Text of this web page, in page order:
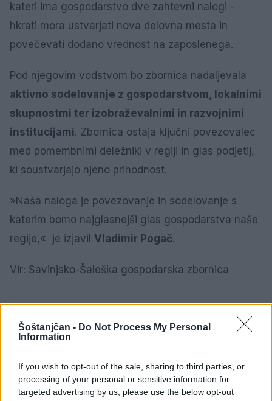
Šoštanjčan - Do Not Process My Personal
Information
If you wish to opt-out of the sale, sharing to third parties, or
processing of your personal or sensitive information for
targeted advertising by us, please use the below opt-out
kateri ima gospodarstvo dve zahtevni nalogi -
hkrati mora ustvarjati nova delovna mesta in
povečevati dodano vrednost na zaposlenega.
Pod njegovim vodstvom bo zbornica nadaljevala
aktivno sodelovanje z gospodarstvom, lokalnimi
skupnostmi ter izobraževalnimi in razvojnimi
institucijami. Zbornica ostaja ključni povezovalec
med pomembnimi deležniki v regiji in glas podjetij,
ki soustvarjajo njeno prihodnost.
»Naša naloga je povezovanje in sodelovanje s
katerim bomo najglasnejši glas gospodarstva naše
regije,« je izjavil Vladimir Pogač.
Vir: Savinjsko-Šaleška gospodarska zbornica
SORODNE NOVICE